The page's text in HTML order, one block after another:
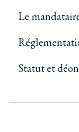
Le
Statut et